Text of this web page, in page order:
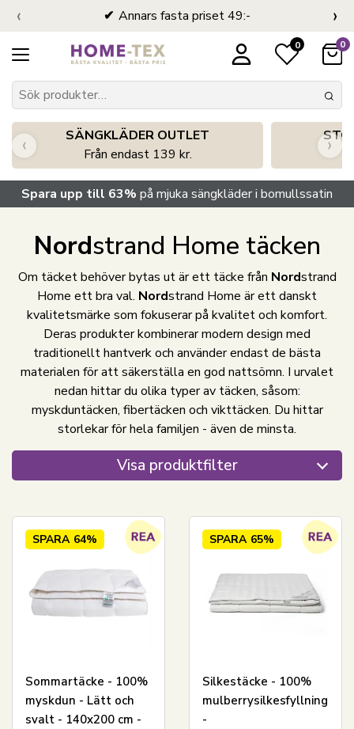
Annars fasta priset 49:-
‹ ›
0 0
SÄNGKLÄDER OUTLET
Från endast 139 kr.
‹ ›
Spara upp till 63% på mjuka sängkläder i bomullssatin
Nordstrand Home täcken
Om täcket behöver bytas ut är ett täcke från Nordstrand
Home ett bra val. Nordstrand Home är ett danskt
kvalitetsmärke som fokuserar på kvalitet och komfort.
Deras produkter kombinerar modern design med
traditionellt hantverk och använder endast de bästa
materialen för att säkerställa en god nattsömn. I urvalet
nedan hittar du olika typer av täcken, såsom:
myskduntäcken, fibertäcken och vikttäcken. Du hittar
storlekar för hela familjen - även de minsta.
Visa produktfilter
SPARA 64%
Sommartäcke - 100%
myskdun - Lätt och
svalt - 140x200 cm -
SPARA 65%
Silkestäcke - 100%
mulberrysilkesfyllning
-